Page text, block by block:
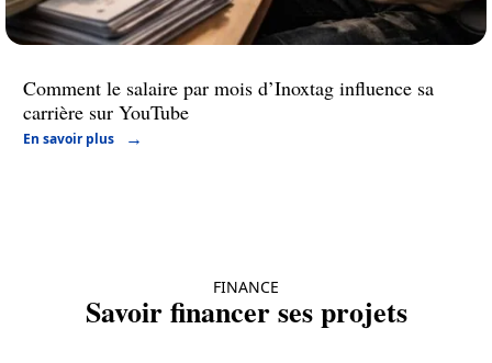
Comment le salaire par mois d’Inoxtag influence sa
carrière sur YouTube
En savoir plus
FINANCE
Savoir financer ses projets